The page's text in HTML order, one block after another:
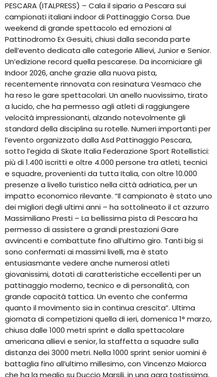
NOTICIAS
CONTACTO
PESCARA (ITALPRESS) – Cala il sipario a Pescara sui
campionati italiani indoor di Pattinaggio Corsa. Due
weekend di grande spettacolo ed emozioni al
Pattinodromo Ex Gesuiti, chiusi dalla seconda parte
dell’evento dedicata alle categorie Allievi, Junior e Senior.
Un’edizione record quella pescarese. Da incorniciare gli
Indoor 2026, anche grazie alla nuova pista,
recentemente rinnovata con resinatura Vesmaco che
ha reso le gare spettacolari. Un anello nuovissimo, tirato
a lucido, che ha permesso agli atleti di raggiungere
velocità impressionanti, alzando notevolmente gli
standard della disciplina su rotelle. Numeri importanti per
l’evento organizzato dalla Asd Pattinaggio Pescara,
sotto l’egida di Skate Italia Federazione Sport Rotellistici:
più di 1.400 iscritti e oltre 4.000 persone tra atleti, tecnici
e squadre, provenienti da tutta Italia, con oltre 10.000
presenze a livello turistico nella città adriatica, per un
impatto economico rilevante. “Il campionato è stato uno
dei migliori degli ultimi anni – ha sottolineato il ct azzurro
Massimiliano Presti – La bellissima pista di Pescara ha
permesso di assistere a grandi prestazioni Gare
avvincenti e combattute fino all’ultimo giro. Tanti big si
sono confermati ai massimi livelli, ma è stato
entusiasmante vedere anche numerosi atleti
giovanissimi, dotati di caratteristiche eccellenti per un
pattinaggio moderno, tecnico e di personalità, con
grande capacità tattica. Un evento che conferma
quanto il movimento sia in continua crescita”. Ultima
giornata di competizioni quella di ieri, domenica 1° marzo,
chiusa dalle 1000 metri sprint e dalla spettacolare
americana allievi e senior, la staffetta a squadre sulla
distanza dei 3000 metri. Nella 1000 sprint senior uomini è
battaglia fino all’ultimo millesimo, con Vincenzo Maiorca
che ha la meglio su Duccio Marsili, in una gara tostissima,